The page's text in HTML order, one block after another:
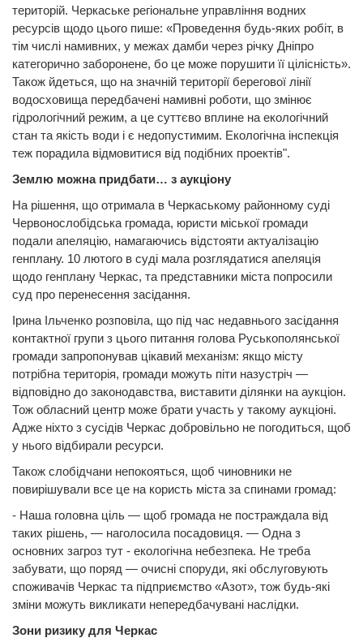
територій. Черкаське регіональне управління водних
ресурсів щодо цього пише: «Проведення будь-яких робіт, в
тім числі намивних, у межах дамби через річку Дніпро
категорично заборонене, бо це може порушити її цілісність».
Також йдеться, що на значній території берегової лінії
водосховища передбачені намивні роботи, що змінює
гідрологічний режим, а це суттєво вплине на екологічний
стан та якість води і є недопустимим. Екологічна інспекція
теж порадила відмовитися від подібних проектів".
Землю можна придбати… з аукціону
На рішення, що отримала в Черкаському районному суді
Червонослобідська громада, юристи міської громади
подали апеляцію, намагаючись відстояти актуалізацію
генплану. 10 лютого в суді мала розглядатися апеляція
щодо генплану Черкас, та представники міста попросили
суд про перенесення засідання.
Ірина Ільченко розповіла, що під час недавнього засідання
контактної групи з цього питання голова Руськополянської
громади запропонував цікавий механізм: якщо місту
потрібна територія, громади можуть піти назустріч —
відповідно до законодавства, виставити ділянки на аукціон.
Тож обласний центр може брати участь у такому аукціоні.
Адже ніхто з сусідів Черкас добровільно не погодиться, щоб
у нього відбирали ресурси.
Також слобідчани непокояться, щоб чиновники не
повирішували все це на користь міста за спинами громад:
- Наша головна ціль — щоб громада не постраждала від
таких рішень, — наголосила посадовиця. — Одна з
основних загроз тут - екологічна небезпека. Не треба
забувати, що поряд — очисні споруди, які обслуговують
споживачів Черкас та підприємство «Азот», тож будь-які
зміни можуть викликати непередбачувані наслідки.
Зони ризику для Черкас